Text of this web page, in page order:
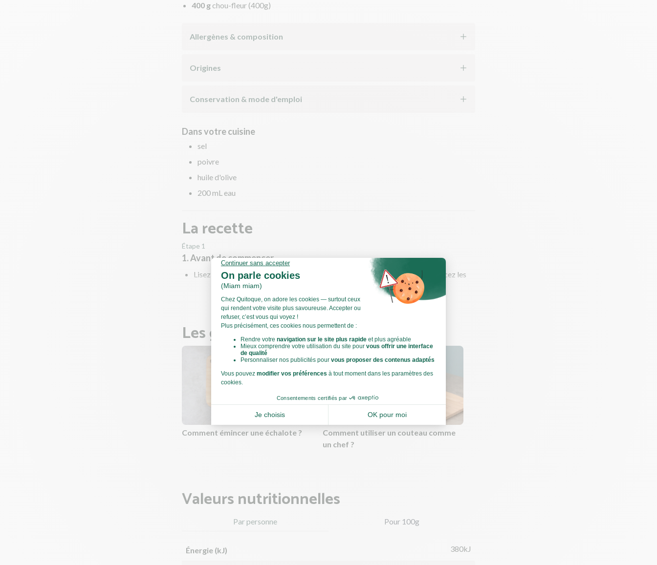
400 g chou-fleur (400g)
Allergènes & composition
Origines
Conservation & mode d'emploi
Dans votre cuisine
sel
poivre
huile d'olive
200 mL eau
La recette
Étape 1
1. Avant de commencer
Lisez toutes les étapes, sortez les ingrédients et ustensiles nécessaires et rincez les
fruits et légumes !
Voir toute la recette
Les gestes de cuisine
Comment émincer une échalote ?
Comment utiliser un couteau comme
un chef ?
Valeurs nutritionnelles
Par personne Pour 100g
Énergie (kJ) 380kJ